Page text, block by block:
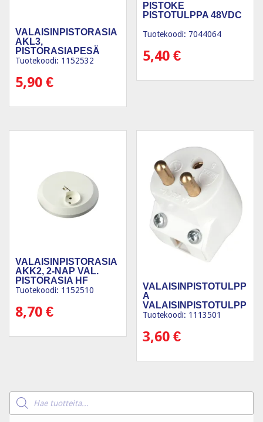
VALAISINPISTORASIA
AKL3,
PISTORASIAPESÄ
AKK13J HF
Tuotekoodi: 1152532
5,90 €
PISTOKE
PISTOTULPPA 48VDC
Tuotekoodi: 7044064
5,40€
VALAISINPISTORASIA
AKK2, 2-NAP VAL.
PISTORASIA HF
Tuotekoodi: 1152510
8,70 €
VALAISINPISTOTULPP
A
VALAISINPISTOTULPP
A MAADOITETT
Tuotekoodi: 1113501
3,60€
Products
search